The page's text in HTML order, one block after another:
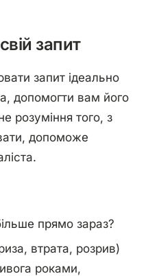
запит
запит ідеально
допомогти вам його
розуміння того, з
допоможе
прямо зараз?
втрата, розрив)
роками,